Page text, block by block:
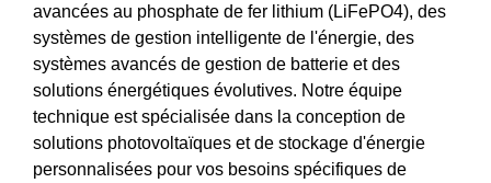
avancées au phosphate de fer lithium (LiFePO4), des
systèmes de gestion intelligente de l'énergie, des
systèmes avancés de gestion de batterie et des
solutions énergétiques évolutives. Notre équipe
technique est spécialisée dans la conception de
solutions photovoltaïques et de stockage d'énergie
personnalisées pour vos besoins spécifiques de